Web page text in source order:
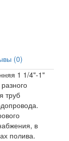
(0)
1 1/4"-1"
труб
в
полива.